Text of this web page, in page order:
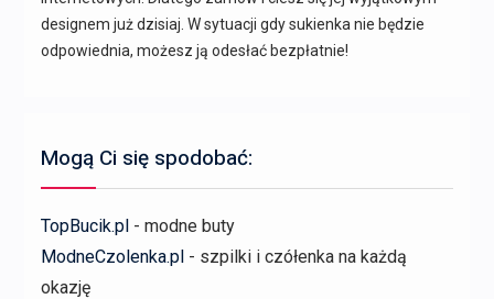
designem już dzisiaj. W sytuacji gdy sukienka nie będzie
odpowiednia, możesz ją odesłać bezpłatnie!
Mogą Ci się spodobać:
TopBucik.pl- modne buty
ModneCzolenka.pl- szpilki i czółenka na każdą
okazję